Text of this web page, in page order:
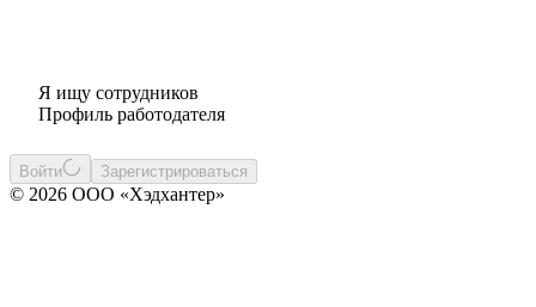
Я ищу сотрудников
Профиль работодателя
Войти Зарегистрироваться
© 2026 ООО «Хэдхантер»